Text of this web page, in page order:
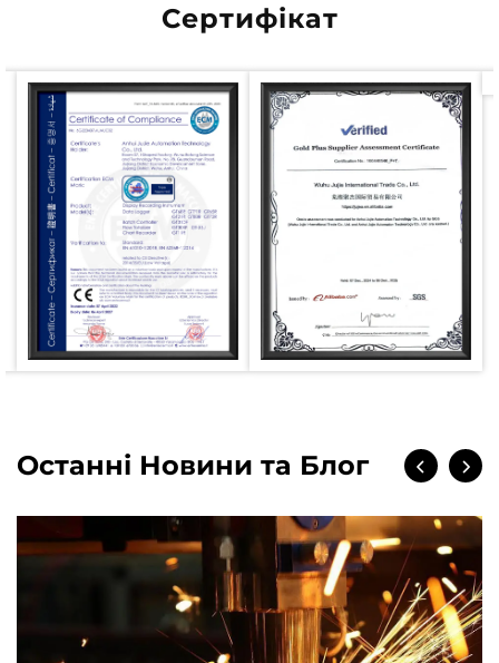
Сертифікат
Останні Новини та Блог